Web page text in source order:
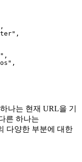
,
" ,
" ,
" ,
나는 현재 URL을 기
른 하나는
다양한 부분에 대한